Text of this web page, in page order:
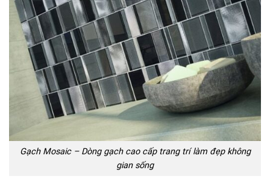
Gạch Mosaic – Dòng gạch cao cấp trang trí làm đẹp không
gian sống